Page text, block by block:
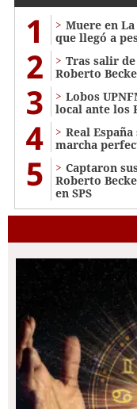
1
Muere en
que llegó a
2
Tras salir
Roberto
3
Lobos
local ante los
4
Real
marcha
5
Captaron
Roberto
en SPS